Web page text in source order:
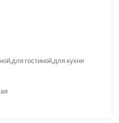
гостиной,для кухни